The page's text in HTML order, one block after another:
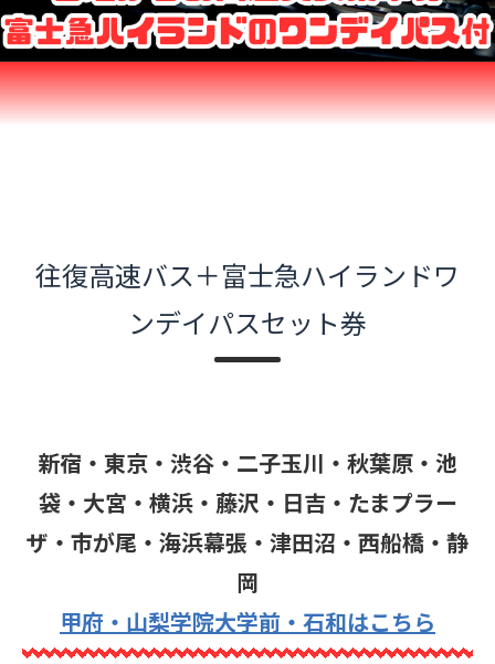
往復高速バス＋富士急ハイランドワ
ンデイパスセット券
新宿・東京・渋谷・二子玉川・秋葉原・池
袋・大宮・横浜・藤沢・日吉・たまプラー
ザ・市が尾・海浜幕張・津田沼・西船橋・静
岡
甲府・山梨学院大学前・石和はこちら